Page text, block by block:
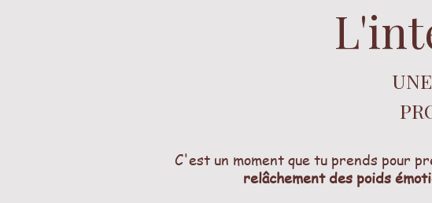
C'est un moment que tu prends pour
relâchement des poids